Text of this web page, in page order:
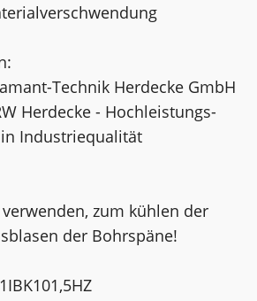
Technik Herdecke GmbH
Herdecke - Hochleistungs-
Industriequalität
zum kühlen der
der Bohrspäne!